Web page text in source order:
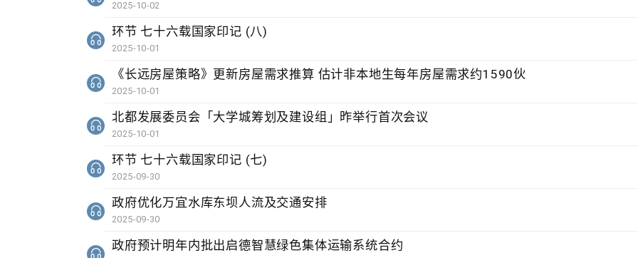
2025-10-02
环节 七十六载国家印记 (八)
2025-10-01
《长远房屋策略》更新房屋需求推算 估计非本地生每年房屋需求约1590伙
2025-10-01
北都发展委员会「大学城筹划及建设组」昨举行首次会议
2025-10-01
环节 七十六载国家印记 (七)
2025-09-30
政府优化万宜水库东坝人流及交通安排
2025-09-30
政府预计明年内批出启德智慧绿色集体运输系统合约